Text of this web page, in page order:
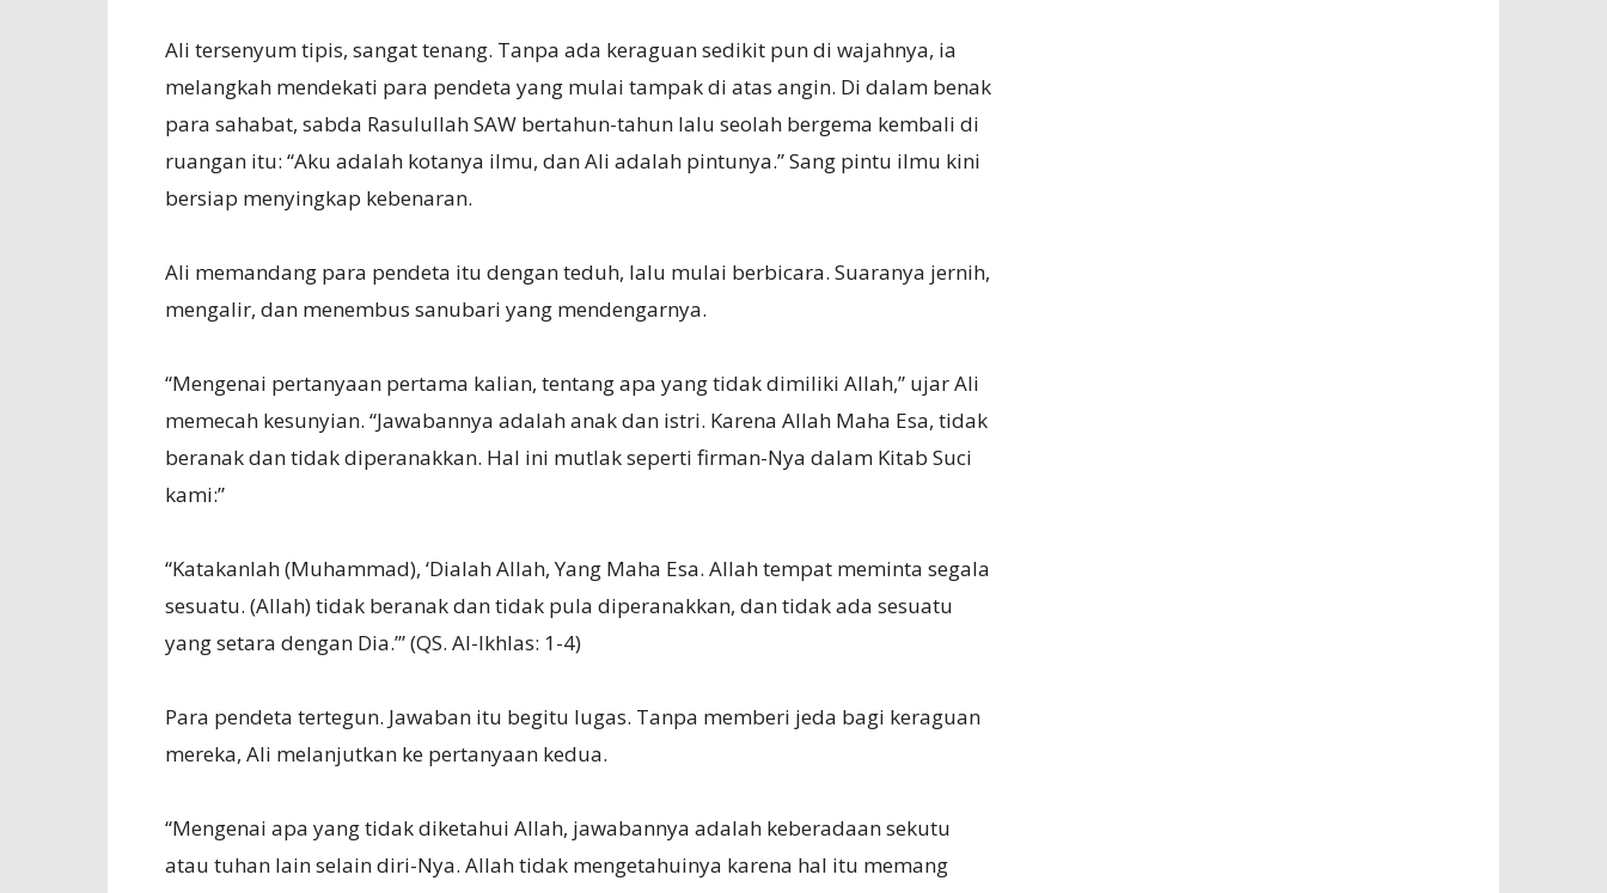
Ali tersenyum tipis, sangat tenang. Tanpa ada keraguan sedikit pun di wajahnya, ia
melangkah mendekati para pendeta yang mulai tampak di atas angin. Di dalam benak
para sahabat, sabda Rasulullah SAW bertahun-tahun lalu seolah bergema kembali di
ruangan itu: “Aku adalah kotanya ilmu, dan Ali adalah pintunya.” Sang pintu ilmu kini
bersiap menyingkap kebenaran.
Ali memandang para pendeta itu dengan teduh, lalu mulai berbicara. Suaranya jernih,
mengalir, dan menembus sanubari yang mendengarnya.
“Mengenai pertanyaan pertama kalian, tentang apa yang tidak dimiliki Allah,” ujar Ali
memecah kesunyian. “Jawabannya adalah anak dan istri. Karena Allah Maha Esa, tidak
beranak dan tidak diperanakkan. Hal ini mutlak seperti firman-Nya dalam Kitab Suci
kami:”
“Katakanlah (Muhammad), ‘Dialah Allah, Yang Maha Esa. Allah tempat meminta segala
sesuatu. (Allah) tidak beranak dan tidak pula diperanakkan, dan tidak ada sesuatu
yang setara dengan Dia.’” (QS. Al-Ikhlas: 1-4)
Para pendeta tertegun. Jawaban itu begitu lugas. Tanpa memberi jeda bagi keraguan
mereka, Ali melanjutkan ke pertanyaan kedua.
“Mengenai apa yang tidak diketahui Allah, jawabannya adalah keberadaan sekutu
atau tuhan lain selain diri-Nya. Allah tidak mengetahuinya karena hal itu memang